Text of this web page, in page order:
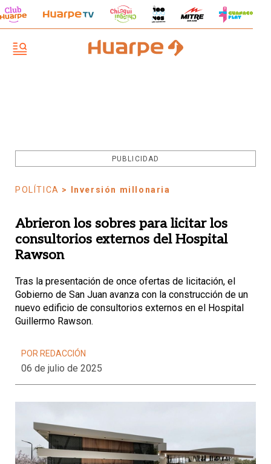
PUBLICIDAD
POLÍTICA > Inversión millonaria
Abrieron los sobres para licitar los
consultorios externos del Hospital
Rawson
Tras la presentación de once ofertas de licitación, el
Gobierno de San Juan avanza con la construcción de un
nuevo edificio de consultorios externos en el Hospital
Guillermo Rawson.
POR REDACCIÓN
06 de julio de 2025